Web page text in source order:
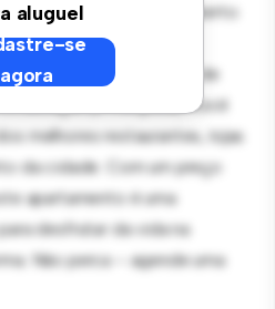
aluguel
se
agora
O layout em conceito aberto
e a cozinha
com eletrodomésticos de
privilegiada, você
melhores restaurantes, lojas
da cidade. Com um preço
apartamento é uma
desfrutar da vida na
Não perca – agende uma